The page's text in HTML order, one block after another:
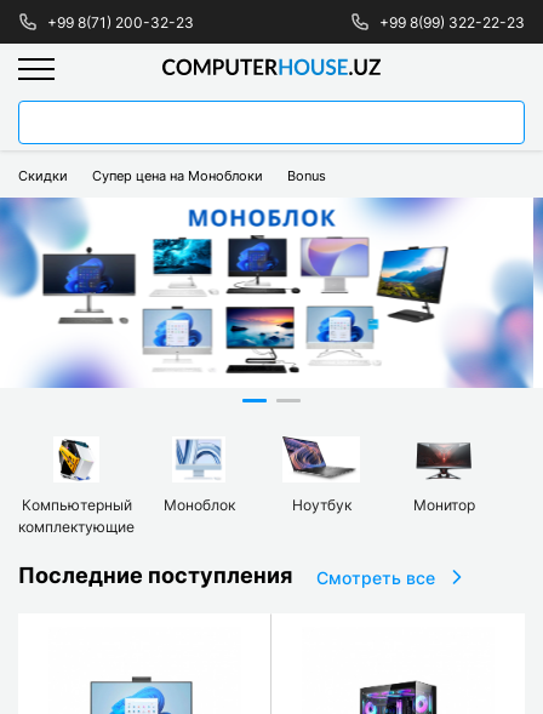
+99 8(71) 200-32-23 +99 8(99) 322-22-23
Скидки Супер цена на Моноблоки Bonus
Компьютерный
комплектующие
Моноблок Ноутбук Монитор
Последние поступления Смотреть все